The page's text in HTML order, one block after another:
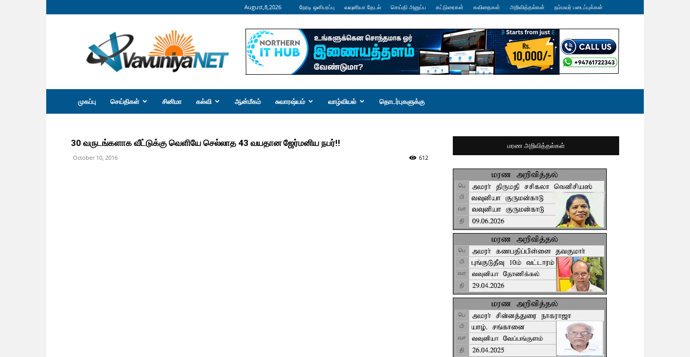
August,8,2026 நேரடி ஒளிபரப்பு வவுனியா தேடல் செய்தி அனுப்ப கட்டுரைகள் கவிதைகள் அறிவித்தல்கள் நம்மவர் படைப்புக்கள்
வவுனியா
நெற்
முகப்பு செய்திகள் சினிமா கல்வி ஆன்மீகம் சுவாரஷ்யம் வாழ்வியல் தொடர்புகளுக்கு
30 வருடங்களாக வீட்டுக்கு வெளியே செல்லாத 43 வயதான ஜேர்மனிய நபர்!!
October 10, 2016 612
மரண அறிவித்தல்கள்